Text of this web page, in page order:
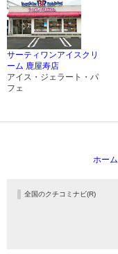
サーティワンアイスクリ
ーム 鹿屋寿店
アイス・ジェラート・パ
フェ
ホーム
全国のクチコミナビ(R)